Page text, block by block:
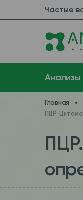
Частые
Анализы
Главная
ПЦР.